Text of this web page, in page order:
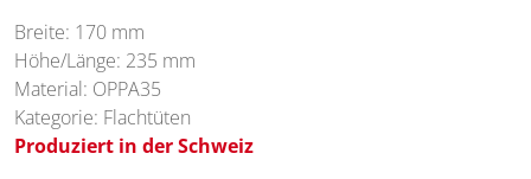
Breite: 170 mm
Höhe/Länge: 235 mm
Material: OPPA35
Kategorie: Flachtüten
Produziert in der Schweiz